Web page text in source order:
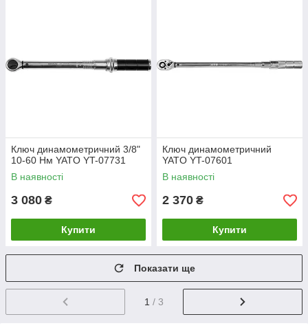
Ключ динамометричний 3/8"
10-60 Нм YATO YT-07731
В наявності
3 080 ₴
Купити
Ключ динамометричний
YATO YT-07601
В наявності
2 370 ₴
Купити
Показати ще
1 / 3